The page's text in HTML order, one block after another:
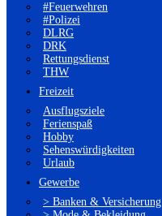
#Feuerwehren
#Polizei
DLRG
DRK
Rettungsdienst
THW
Freizeit
Ausflugsziele
Ferienspaß
Hobby
Sehenswürdigkeiten
Urlaub
Gewerbe
> Banken & Versicherung